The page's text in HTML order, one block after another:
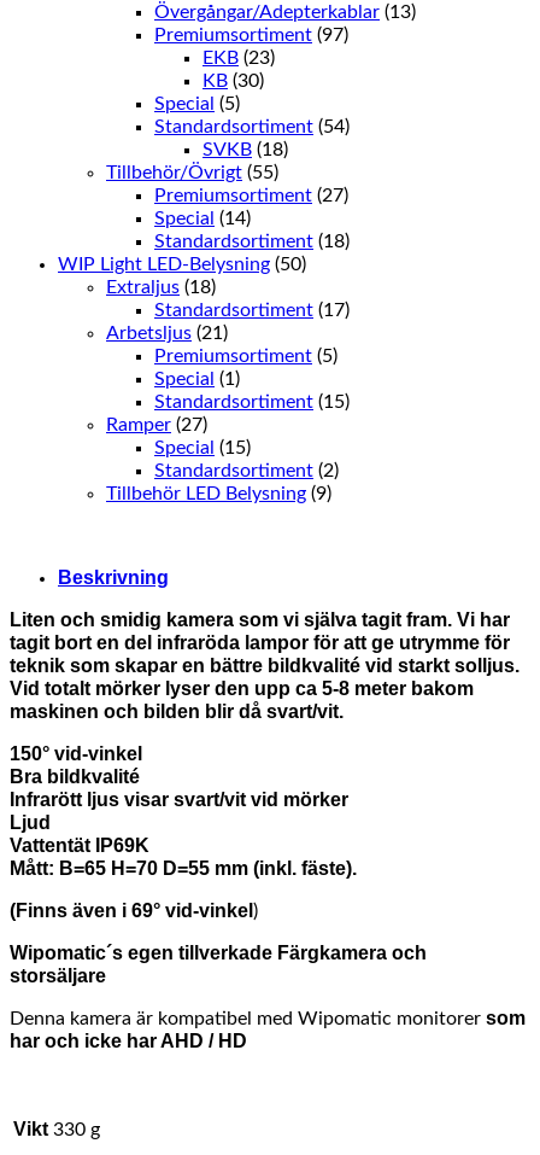
Övergångar/Adepterkablar (13)
Premiumsortiment (97)
EKB (23)
KB (30)
Special (5)
Standardsortiment (54)
SVKB (18)
Tillbehör/Övrigt (55)
Premiumsortiment (27)
Special (14)
Standardsortiment (18)
WIP Light LED-Belysning (50)
Extraljus (18)
Standardsortiment (17)
Arbetsljus (21)
Premiumsortiment (5)
Special (1)
Standardsortiment (15)
Ramper (27)
Special (15)
Standardsortiment (2)
Tillbehör LED Belysning (9)
Beskrivning
Liten och smidig kamera som vi själva tagit fram. Vi har
tagit bort en del infraröda lampor för att ge utrymme för
teknik som skapar en bättre bildkvalité vid starkt solljus.
Vid totalt mörker lyser den upp ca 5-8 meter bakom
maskinen och bilden blir då svart/vit.
150° vid-vinkel
Bra bildkvalité
Infrarött ljus visar svart/vit vid mörker
Ljud
Vattentät IP69K
Mått: B=65 H=70 D=55 mm (inkl. fäste).
(Finns även i 69° vid-vinkel )
Wipomatic´s egen tillverkade Färgkamera och
storsäljare
Denna kamera är kompatibel med Wipomatic monitorer som
har och icke har AHD / HD
Vikt 330 g